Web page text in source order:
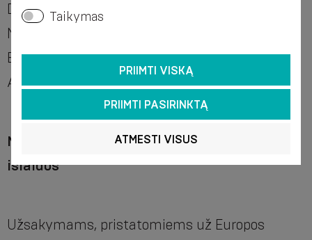
Dominikos Respublika, Islandija, Moldova,
Malaizija, Šveicarija, Jungtiniai Arabų
Emyratai, Jungtinė Karalystė, Jungtinės
Amerikos Valstijos
Muitai ir muitinės formalumų tvarkymo
išlaidos
Užsakymams, pristatomiems už Europos
Taikymas
PRIIMTI VISKĄ
PRIIMTI PASIRINKTĄ
ATMESTI VISUS